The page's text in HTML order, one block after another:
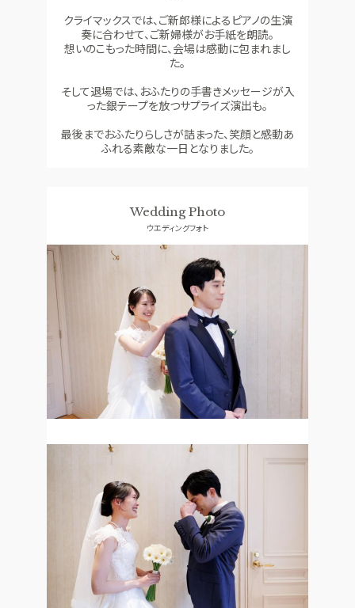
クライマックスでは、ご新郎様によるピアノの生演
奏に合わせて、ご新婦様がお手紙を朗読。
想いのこもった時間に、会場は感動に包まれまし
た。
そして退場では、おふたりの手書きメッセージが入
った銀テープを放つサプライズ演出も。
最後までおふたりらしさが詰まった、笑顔と感動あ
ふれる素敵な一日となりました。
Wedding Photo
ウエディングフォト